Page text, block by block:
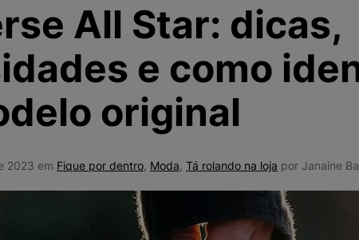
All Star: dicas,
e como
original
2023 em Fique por dentro Moda Tá rolando na loja por Janaine
9º
NEW 530
10º VEJA